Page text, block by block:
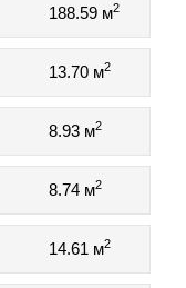
188.59 м2
13.70 м2
8.93 м2
8.74 м2
14.61 м2